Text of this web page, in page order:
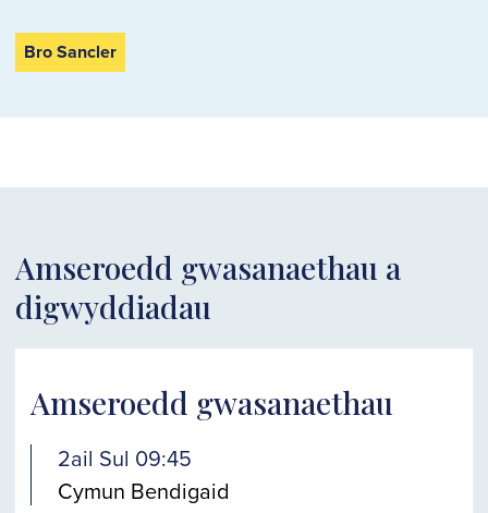
Bro Sancler
Amseroedd gwasanaethau a
digwyddiadau
Amseroedd gwasanaethau
2ail Sul 09:45
Cymun Bendigaid